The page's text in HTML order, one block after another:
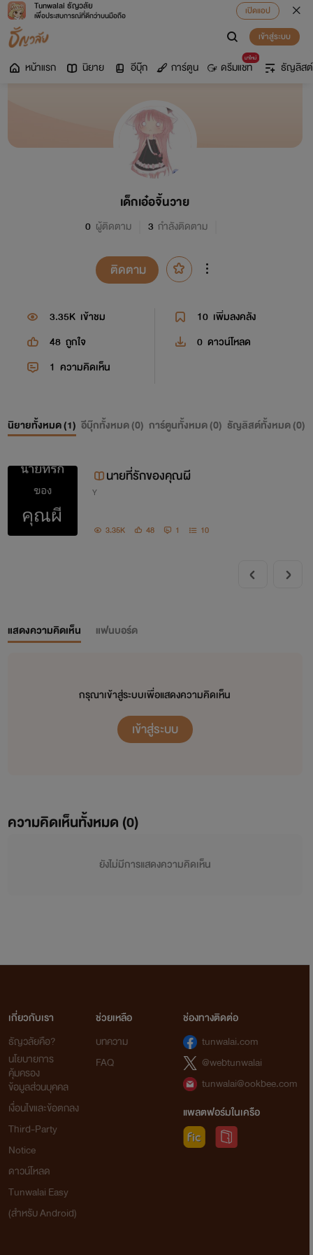
Tunwalai ธัญวลัย
เพื่อประสบการณ์ที่ดีกว่าบนมือถือ
เปิดแอป
เข้าสู่ระบบ
หน้าแรก นิยาย อีบุ๊ก การ์ตูน
มาใหม่
ดรีมแชท ธัญลิสต์
เด็กเอ๋อจิ้นวาย
0 ผู้ติดตาม 3 กำลังติดตาม
ติดตาม
3.35K เข้าชม 10 เพิ่มลงคลัง
48 ถูกใจ 0 ดาวน์โหลด
1 ความคิดเห็น
นิยายทั้งหมด (1) อีบุ๊กทั้งหมด (0) การ์ตูนทั้งหมด (0) ธัญลิสต์ทั้งหมด (0)
นายที่รักของคุณผี
Y
3.35K 48 1 10
แสดงความคิดเห็น แฟนบอร์ด
กรุณาเข้าสู่ระบบเพื่อแสดงความคิดเห็น
เข้าสู่ระบบ
ความคิดเห็นทั้งหมด (0)
ยังไม่มีการแสดงความคิดเห็น
เกี่ยวกับเรา
ธัญวลัยคือ?
นโยบายการ
คุ้มครอง
ข้อมูลส่วนบุคคล
เงื่อนไขและข้อตกลง
Third-Party
Notice
ดาวน์โหลด
Tunwalai Easy
(สำหรับ Android)
ช่วยเหลือ
บทความ
FAQ
ช่องทางติดต่อ
tunwalai.com
@webtunwalai
tunwalai@ookbee.com
แพลตฟอร์มในเครือ